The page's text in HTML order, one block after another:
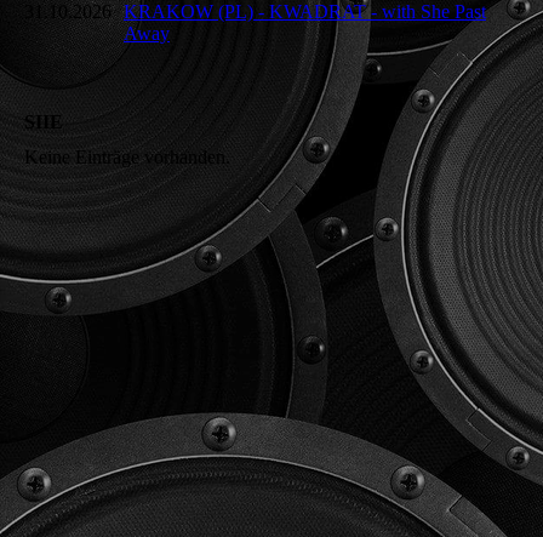
31.10.2026 KRAKOW (PL) - KWADRAT - with She Past
Away
SIIE
Keine Einträge vorhanden.